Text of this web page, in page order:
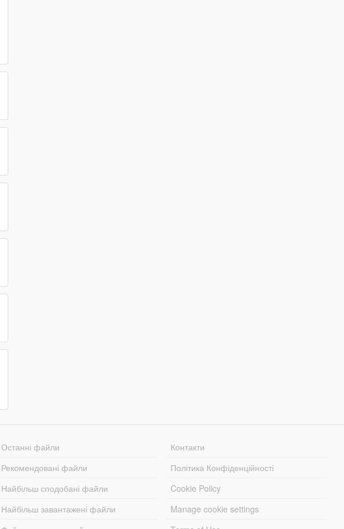
Останні файли
Рекомендовані файли
Найбільш сподобані файли
Найбільш завантажені файли
Контакти
Політика Конфіденційності
Cookie Policy
Manage cookie settings